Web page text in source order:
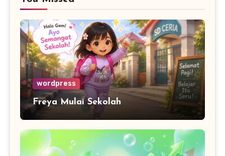
wordpress
Freya Mulai Sekolah